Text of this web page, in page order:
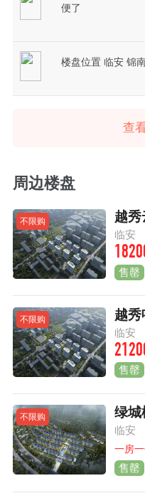
便了
楼盘位置 临安 锦
查
周边楼盘
不限购 越秀
临安
售罄
不限购 越秀
临安
售罄
不限购 绿城
临安
一房
售罄